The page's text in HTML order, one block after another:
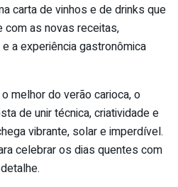
carta de vinhos e de drinks que
com as novas receitas,
a experiência gastronômica
melhor do verão carioca, o
de unir técnica, criatividade e
vibrante, solar e imperdível.
celebrar os dias quentes com